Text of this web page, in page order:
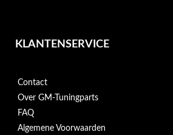
KLANTENSERVICE
Contact
Over GM-Tuningparts
FAQ
Algemene Voorwaarden